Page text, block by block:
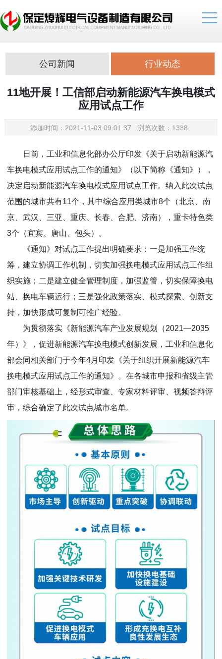
公司新闻 行业动态
11地开展！工信部启动新能源汽车换电模式
应用试点工作
添加时间：2021-11-03 09:01:37 浏览次数：1338
日前，工业和信息化部办公厅印发《关于启动新能源汽
车换电模式应用试点工作的通知》（以下简称《通知》），
决定启动新能源汽车换电模式应用试点工作。纳入此次试点
范围的城市共有11个，其中综合应用类城市8个（北京、南
京、武汉、三亚、重庆、长春、合肥、济南），重卡特色类
3个（宜宾、唐山、包头）。
《通知》对试点工作提出明确要求：一是加强工作统
筹，建立协调工作机制，切实加强换电模式应用试点工作组
织实施；二是建立健全管理制度，加强监管，切实保障换电
站、换电车辆运行；三是强化政策落实、模式探索、创新支
持，加快形成可复制可推广经验。
为贯彻落实《新能源汽车产业发展规划（2021—2035
年）》，促进新能源汽车换电模式创新发展，工业和信息化
部会同相关部门于今年4月印发《关于组织开展新能源汽车
换电模式应用试点工作的通知》。在各城市申报和省级主管
部门审核基础上，经形式审查、专家材料评审、视频答辩评
审，综合确定了此次试点城市名单。